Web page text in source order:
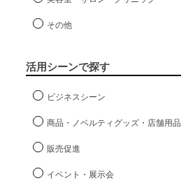
その他
活用シーンで探す
ビジネスシーン
商品・ノベルティグッズ・店舗用品
販売促進
イベント・展示会